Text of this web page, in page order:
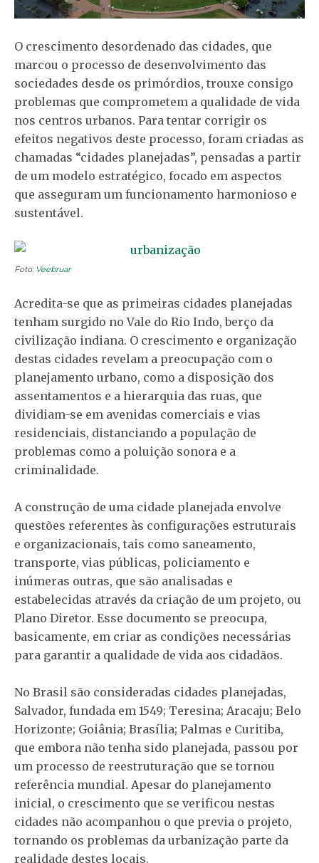
O crescimento desordenado das cidades, que
marcou o processo de desenvolvimento das
sociedades desde os primórdios, trouxe consigo
problemas que comprometem a qualidade de vida
nos centros urbanos. Para tentar corrigir os
efeitos negativos deste processo, foram criadas as
chamadas “cidades planejadas”, pensadas a partir
de um modelo estratégico, focado em aspectos
que asseguram um funcionamento harmonioso e
sustentável.
Foto: Veebruar
Acredita-se que as primeiras cidades planejadas
tenham surgido no Vale do Rio Indo, berço da
civilização indiana. O crescimento e organização
destas cidades revelam a preocupação com o
planejamento urbano, como a disposição dos
assentamentos e a hierarquia das ruas, que
dividiam-se em avenidas comerciais e vias
residenciais, distanciando a população de
problemas como a poluição sonora e a
criminalidade.
A construção de uma cidade planejada envolve
questões referentes às configurações estruturais
e organizacionais, tais como saneamento,
transporte, vias públicas, policiamento e
inúmeras outras, que são analisadas e
estabelecidas através da criação de um projeto, ou
Plano Diretor. Esse documento se preocupa,
basicamente, em criar as condições necessárias
para garantir a qualidade de vida aos cidadãos.
No Brasil são consideradas cidades planejadas,
Salvador, fundada em 1549; Teresina; Aracaju; Belo
Horizonte; Goiânia; Brasília; Palmas e Curitiba,
que embora não tenha sido planejada, passou por
um processo de reestruturação que se tornou
referência mundial. Apesar do planejamento
inicial, o crescimento que se verificou nestas
cidades não acompanhou o que previa o projeto,
tornando os problemas da urbanização parte da
realidade destes locais.